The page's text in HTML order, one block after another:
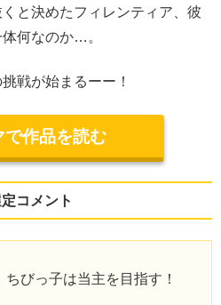
と決めたフィレンティア、彼
何なのか…。
戦が始まるーー！
で作品を読む
コメント
びっ子は当主を目指す！